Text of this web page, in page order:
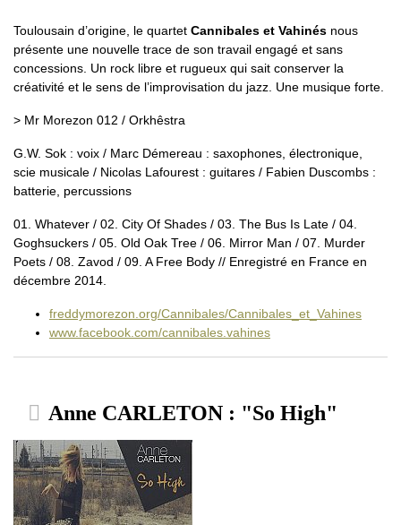
Toulousain d’origine, le quartet Cannibales et Vahinés nous
présente une nouvelle trace de son travail engagé et sans
concessions. Un rock libre et rugueux qui sait conserver la
créativité et le sens de l’improvisation du jazz. Une musique forte.
> Mr Morezon 012 / Orkhêstra
G.W. Sok : voix / Marc Démereau : saxophones, électronique,
scie musicale / Nicolas Lafourest : guitares / Fabien Duscombs :
batterie, percussions
01. Whatever / 02. City Of Shades / 03. The Bus Is Late / 04.
Goghsuckers / 05. Old Oak Tree / 06. Mirror Man / 07. Murder
Poets / 08. Zavod / 09. A Free Body // Enregistré en France en
décembre 2014.
freddymorezon.org/Cannibales/Cannibales_et_Vahines
www.facebook.com/cannibales.vahines
Anne CARLETON : "So High"